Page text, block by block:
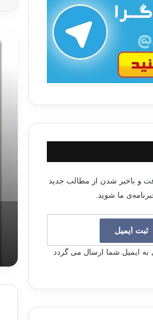
و باخبر شدن از مطالب جدید
ما شوید.
به ایمیل شما ارسال می گردد